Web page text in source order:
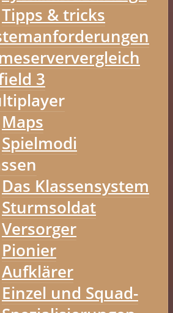
Tipps & tricks
3
Maps
Spielmodi
Das Klassensystem
Sturmsoldat
Versorger
Pionier
Aufklärer
Einzel und Squad-